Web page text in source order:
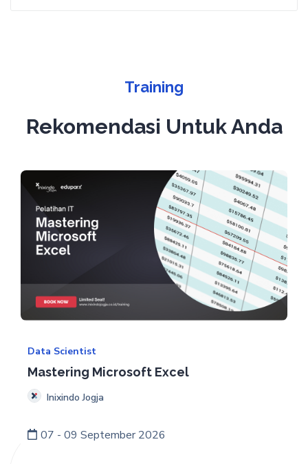
Training
Rekomendasi Untuk Anda
Data Scientist
Mastering Microsoft Excel
Inixindo Jogja
07 - 09 September 2026